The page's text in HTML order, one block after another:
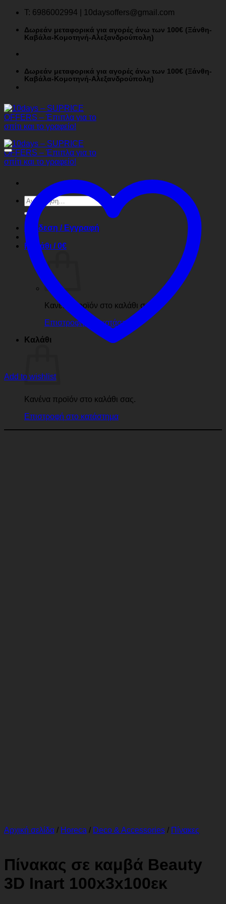
Μετάβαση
περιεχόμενο
T: 6986002994 | 10daysoffers@gmail.com
Δωρεάν μεταφορικά για αγορές άνω των 100€ (Ξάνθη-
Καβάλα-Κομοτηνή-Αλεξανδρούπολη)
Δωρεάν μεταφορικά για αγορές άνω των 100€ (Ξάνθη-
Καβάλα-Κομοτηνή-Αλεξανδρούπολη)
Αναζήτηση
για:
Σύνδεση / Εγγραφή
Καλάθι /0€
Κανένα προϊόν στο καλάθι σας.
Επιστροφή στο κατάστημα
Καλάθι
Κανένα προϊόν στο καλάθι σας.
Επιστροφή στο κατάστημα
Add to wishlist
Αρχική σελίδα / Horeca / Deco & Accessories / Πίνακες
Πίνακας σε καμβά Beauty
3D Inart 100x3x100εκ